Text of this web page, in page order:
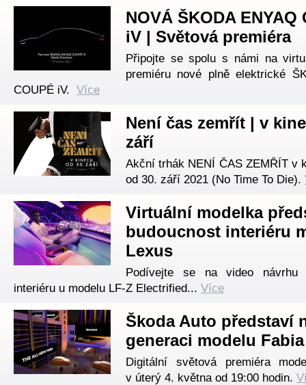
NOVÁ ŠKODA ENYAQ
iV | Světová premiéra
Připojte se spolu s námi na
premiéru nové plně elektrické
COUPÉ iV. Více
Není čas zemřít | v
září
Akční trhák NENÍ ČAS ZEMŘÍT v
od 30. září 2021 (No Time To Die).
Virtuální modelka
budoucnost interiéru
Lexus
Podívejte se na video návrhu
interiéru u modelu LF-Z Electrified... Více
Škoda Auto představí
generaci modelu Fabia
Digitální světová premiéra
v úterý 4. května od 19:00 hodin.